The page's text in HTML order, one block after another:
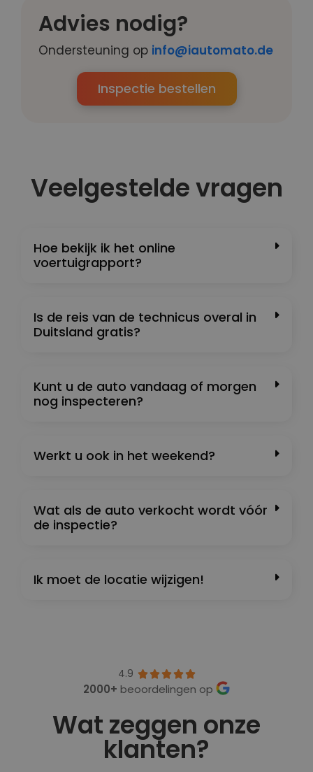
Advies nodig?
Ondersteuning op info@iautomato.de
Inspectie bestellen
Veelgestelde vragen
Hoe bekijk ik het online
voertuigrapport?
Is de reis van de technicus overal in
Duitsland gratis?
Kunt u de auto vandaag of morgen
nog inspecteren?
Werkt u ook in het weekend?
Wat als de auto verkocht wordt vóór
de inspectie?
Ik moet de locatie wijzigen!
4.9 
2000+ beoordelingen op
Wat zeggen onze
klanten?